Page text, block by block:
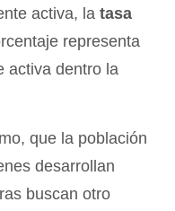
activa, la tasa
representa
activa dentro la
que la población
desarrollan
buscan otro